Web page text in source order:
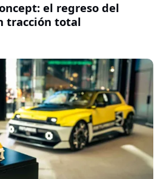
el regreso del
tracción total